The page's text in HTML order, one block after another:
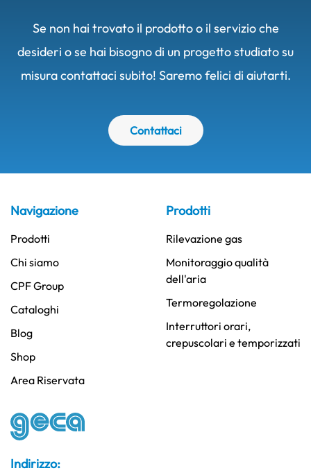
Se non hai trovato il prodotto o il servizio che
desideri o se hai bisogno di un progetto studiato su
misura contattaci subito! Saremo felici di aiutarti.
Contattaci
Indirizzo:
Navigazione
Prodotti
Chi siamo
CPF Group
Cataloghi
Blog
Shop
Area Riservata
Prodotti
Rilevazione gas
Monitoraggio qualità
dell'aria
Termoregolazione
Interruttori orari,
crepuscolari e temporizzati